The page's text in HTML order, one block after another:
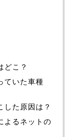
どこ？
ていた車種
した原因は？
よるネットの